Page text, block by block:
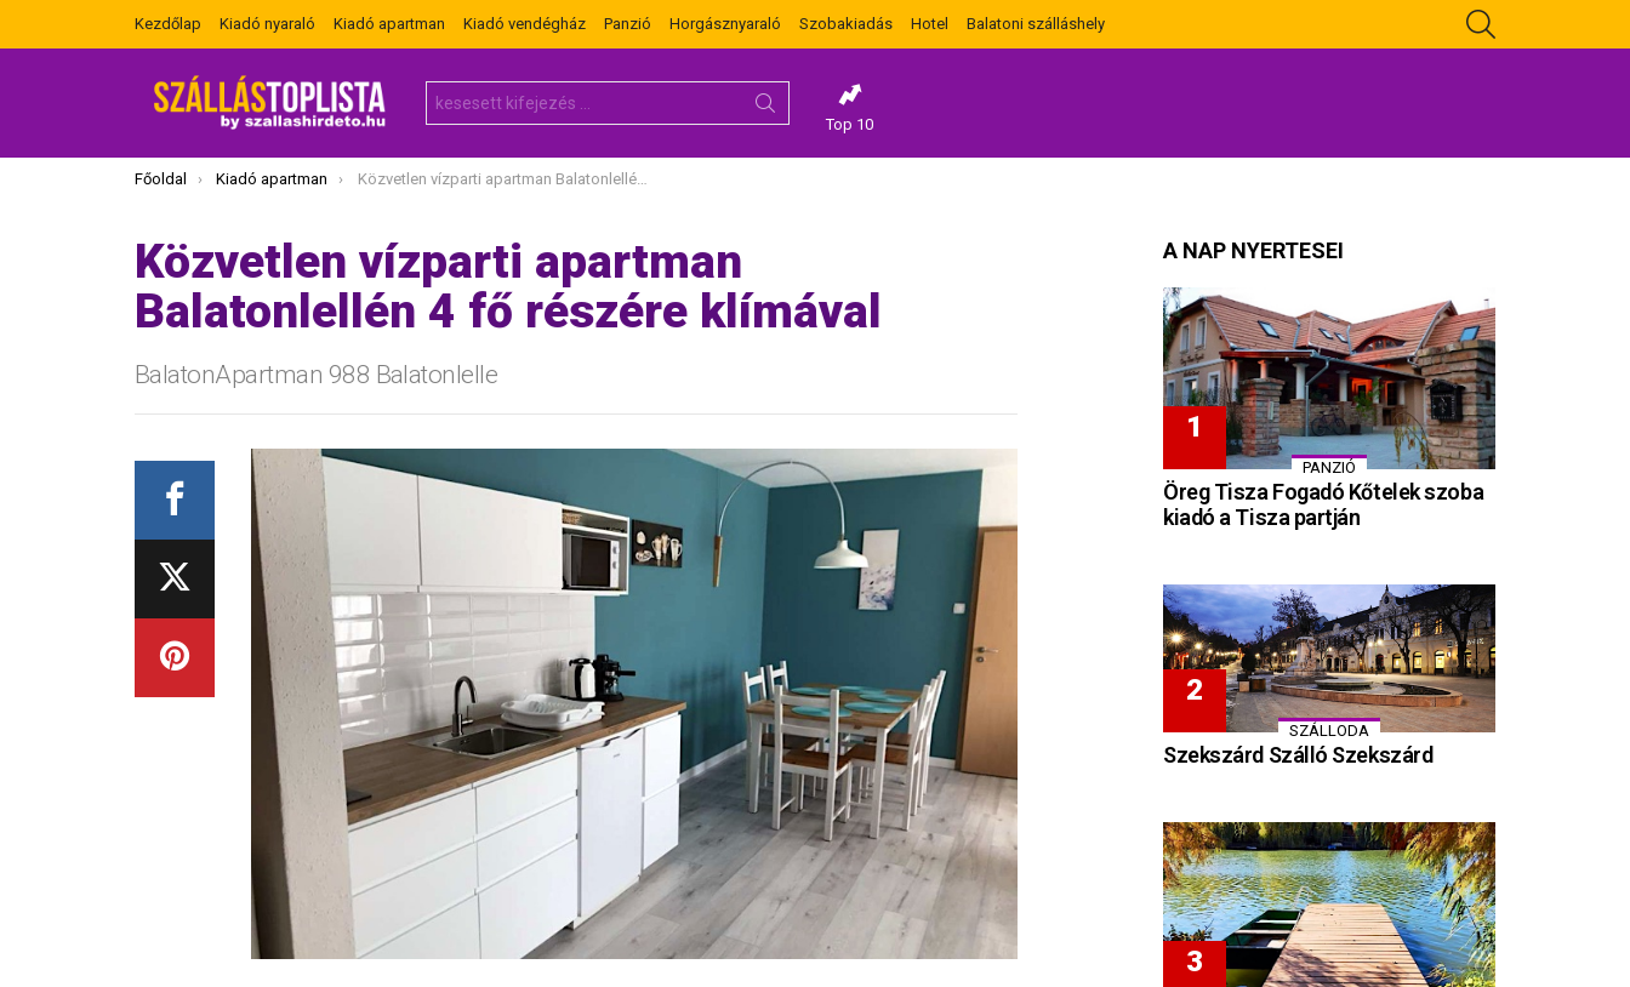
Kezdőlap Kiadó nyaraló Kiadó apartman Kiadó vendégház Panzió Horgásznyaraló Szobakiadás Hotel Balatoni szálláshely
for:
Top 10
Itt vagy most:
Főoldal Kiadó apartman Közvetlen vízparti apartman Balatonlellén 4 fő részére klímával
Közvetlen vízparti apartman
Balatonlellén 4 fő részére klímával
BalatonApartman 988 Balatonlelle
A NAP NYERTESEI
PANZIÓ
Öreg Tisza Fogadó Kőtelek szoba
kiadó a Tisza partján
SZÁLLODA
Szekszárd Szálló Szekszárd